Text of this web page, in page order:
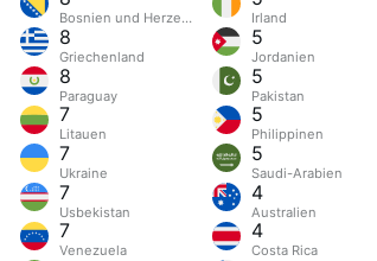
Bosnien und Herzegowina
8
Griechenland
8
Paraguay
7
Litauen
7
Ukraine
7
Usbekistan
7
Venezuela
Irland
5
Jordanien
5
Pakistan
5
Philippinen
5
Saudi-Arabien
4
Australien
4
Costa Rica